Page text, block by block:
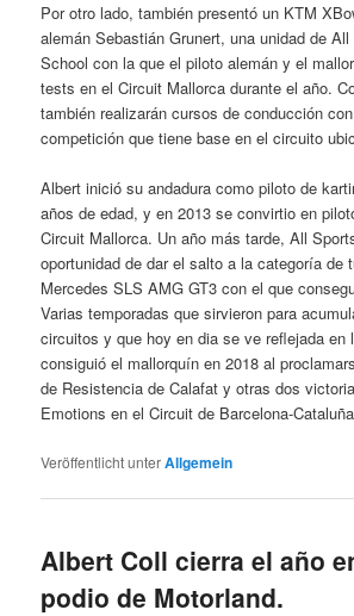
Por otro lado, también presentó un KTM
alemán Sebastián Grunert, una unidad de
School con la que el piloto alemán y el
tests en el Circuit Mallorca durante el año.
también realizarán cursos de conducción
competición que tiene base en el circuito
Albert inició su andadura como piloto de
años de edad, y en 2013 se convirtio en
Circuit Mallorca. Un año más tarde, All
oportunidad de dar el salto a la categoría de
Mercedes SLS AMG GT3 con el que
Varias temporadas que sirvieron para
circuitos y que hoy en dia se ve reflejada en
consiguió el mallorquín en 2018 al
de Resistencia de Calafat y otras dos
Emotions en el Circuit de Barcelona-
Veröffentlicht unterAllgemein
Albert Coll cierra el año
podio de Motorland.